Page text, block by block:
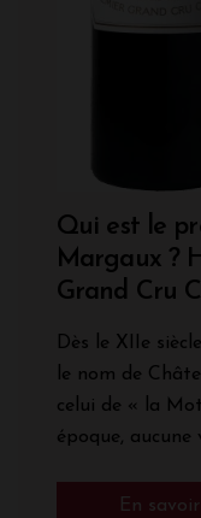
Qui est le
Margaux ?
Grand Cru
Dès le XIIe
le nom de
celui de « la
époque, aucune
En